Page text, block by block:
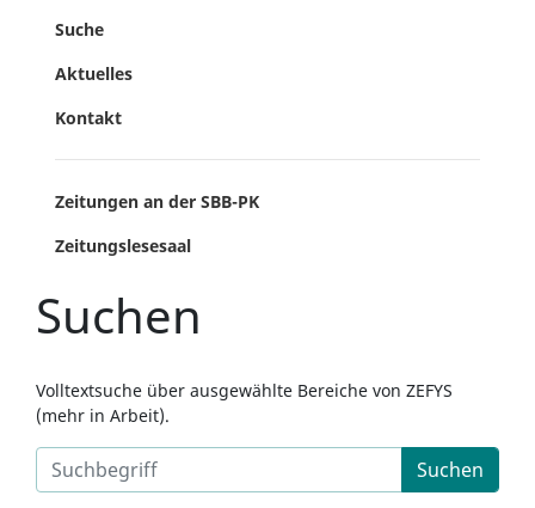
Suche
Aktuelles
Kontakt
Zeitungen an der SBB-PK
Zeitungslesesaal
Suchen
Volltextsuche über ausgewählte Bereiche von ZEFYS
(mehr in Arbeit).
Suchen